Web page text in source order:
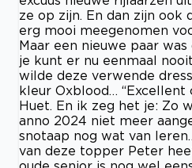
ze op zijn. En dan zijn ook
erg mooi meegenomen
Maar een nieuwe paar
je kunt er nu eenmaal
wilde deze verwende
kleur Oxblood… “Excellent
Huet. En ik zeg het je: Zo
anno 2024 niet meer
snotaap nog wat van
van deze topper Peter